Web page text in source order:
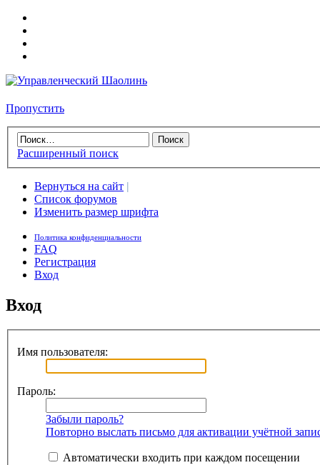
Пропустить
Расширенный поиск
Вернуться на сайт |
Список форумов
Изменить размер шрифта
Политика конфиденциальности
FAQ
Регистрация
Вход
Вход
Имя пользователя:
Пароль:
Забыли пароль?
Повторно выслать письмо для активации учётной
Автоматически входить при каждом посещении